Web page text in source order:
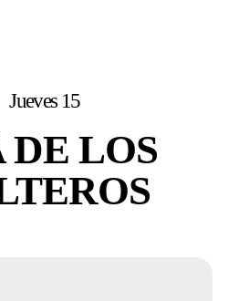
Jueves 15
DE LOS